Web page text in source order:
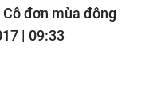
đơn mùa đông
| 09:33